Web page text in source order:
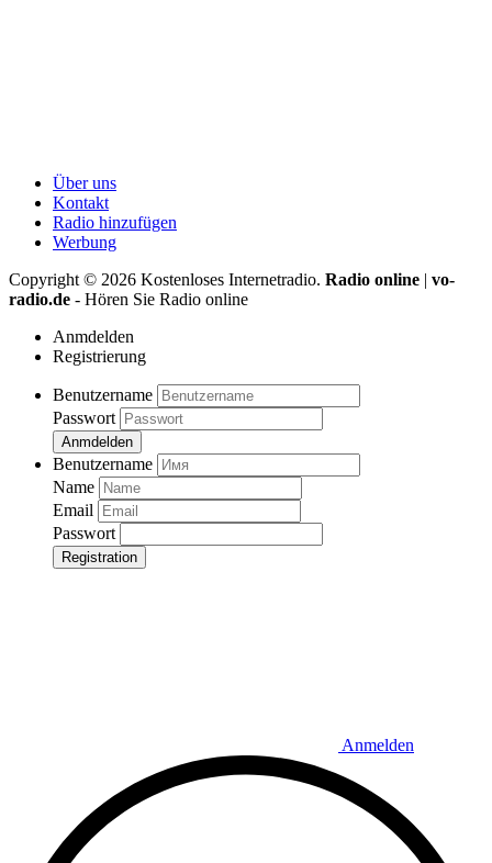
Über uns
Kontakt
Radio hinzufügen
Werbung
Copyright © 2026 Kostenloses Internetradio. Radio online | vo-
radio.de - Hören Sie Radio online
Anmdelden
Registrierung
Benutzername
Passwort
Anmdelden
Benutzername
Name
Email
Passwort
Registration
Anmelden